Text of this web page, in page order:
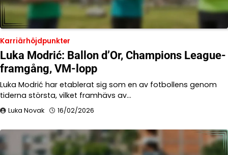
Karriärhöjdpunkter
Luka Modrić: Ballon d’Or, Champions League-
framgång, VM-lopp
Luka Modrić har etablerat sig som en av fotbollens genom
tiderna största, vilket framhävs av…
Luka Novak 16/02/2026